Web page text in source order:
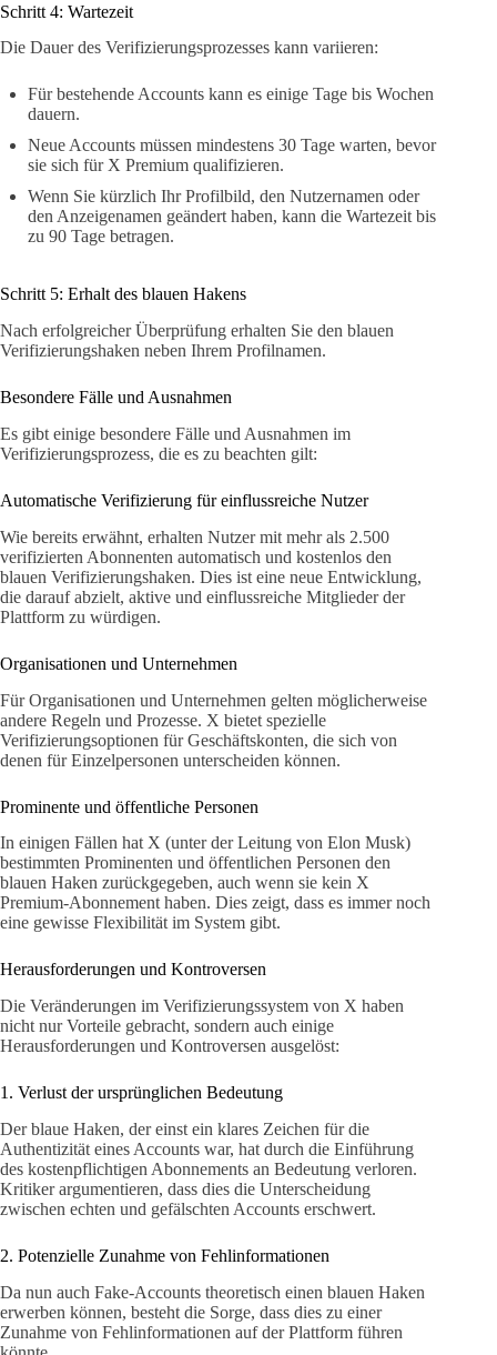
Schritt 4: Wartezeit
Die Dauer des Verifizierungsprozesses kann variieren:
Für bestehende Accounts kann es einige Tage bis Wochen
dauern.
Neue Accounts müssen mindestens 30 Tage warten, bevor
sie sich für X Premium qualifizieren.
Wenn Sie kürzlich Ihr Profilbild, den Nutzernamen oder
den Anzeigenamen geändert haben, kann die Wartezeit bis
zu 90 Tage betragen.
Schritt 5: Erhalt des blauen Hakens
Nach erfolgreicher Überprüfung erhalten Sie den blauen
Verifizierungshaken neben Ihrem Profilnamen.
Besondere Fälle und Ausnahmen
Es gibt einige besondere Fälle und Ausnahmen im
Verifizierungsprozess, die es zu beachten gilt:
Automatische Verifizierung für einflussreiche Nutzer
Wie bereits erwähnt, erhalten Nutzer mit mehr als 2.500
verifizierten Abonnenten automatisch und kostenlos den
blauen Verifizierungshaken. Dies ist eine neue Entwicklung,
die darauf abzielt, aktive und einflussreiche Mitglieder der
Plattform zu würdigen.
Organisationen und Unternehmen
Für Organisationen und Unternehmen gelten möglicherweise
andere Regeln und Prozesse. X bietet spezielle
Verifizierungsoptionen für Geschäftskonten, die sich von
denen für Einzelpersonen unterscheiden können.
Prominente und öffentliche Personen
In einigen Fällen hat X (unter der Leitung von Elon Musk)
bestimmten Prominenten und öffentlichen Personen den
blauen Haken zurückgegeben, auch wenn sie kein X
Premium-Abonnement haben. Dies zeigt, dass es immer noch
eine gewisse Flexibilität im System gibt.
Herausforderungen und Kontroversen
Die Veränderungen im Verifizierungssystem von X haben
nicht nur Vorteile gebracht, sondern auch einige
Herausforderungen und Kontroversen ausgelöst:
1. Verlust der ursprünglichen Bedeutung
Der blaue Haken, der einst ein klares Zeichen für die
Authentizität eines Accounts war, hat durch die Einführung
des kostenpflichtigen Abonnements an Bedeutung verloren.
Kritiker argumentieren, dass dies die Unterscheidung
zwischen echten und gefälschten Accounts erschwert.
2. Potenzielle Zunahme von Fehlinformationen
Da nun auch Fake-Accounts theoretisch einen blauen Haken
erwerben können, besteht die Sorge, dass dies zu einer
Zunahme von Fehlinformationen auf der Plattform führen